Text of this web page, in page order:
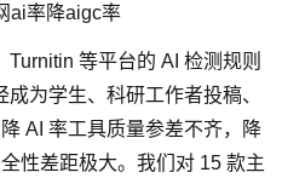
ai率降aigc率
等平台的 AI 检测规则
为学生、科研工作者投稿、
AI 率工具质量参差不齐，降
性差距极大。我们对 15 款主